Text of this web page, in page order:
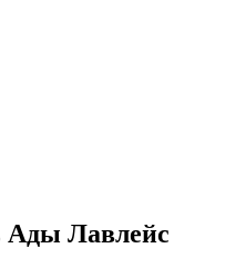
Ады Лавлейс